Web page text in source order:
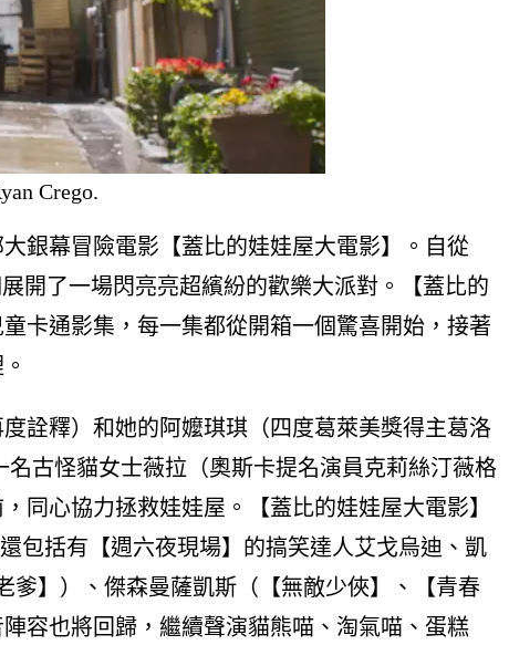
Crego.
銀幕冒險電影【蓋比的娃娃屋大電影】。自從
開了一場閃亮亮超繽紛的歡樂大派對。【蓋比的
卡通影集，每一集都從開箱一個驚喜開始，接著
詮釋）和她的阿嬤琪琪（四度葛萊美獎得主葛洛
古怪貓女士薇拉（奧斯卡提名演員克莉絲汀薇格
同心協力拯救娃娃屋。【蓋比的娃娃屋大電影】
包括有【週六夜現場】的搞笑達人艾戈烏迪、凱
爹】）、傑森曼薩凱斯（【無敵少俠】、【青春
容也將回歸，繼續聲演貓熊喵、淘氣喵、蛋糕